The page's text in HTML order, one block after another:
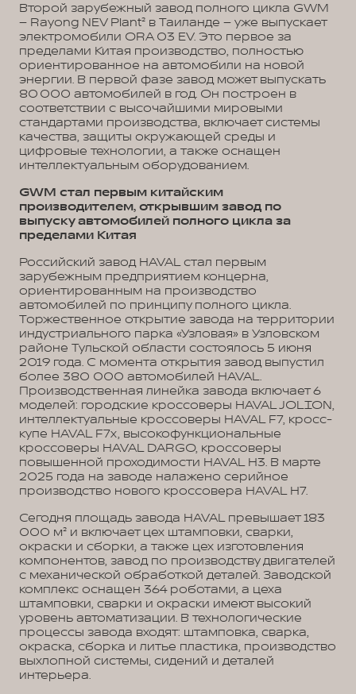
Второй зарубежный завод полного цикла GWM
– Rayong NEV Plant² в Таиланде – уже выпускает
электромобили ORA 03 EV. Это первое за
пределами Китая производство, полностью
ориентированное на автомобили на новой
энергии. В первой фазе завод может выпускать
80 000 автомобилей в год. Он построен в
соответствии с высочайшими мировыми
стандартами производства, включает системы
качества, защиты окружающей среды и
цифровые технологии, а также оснащен
интеллектуальным оборудованием.
GWM стал первым китайским
производителем, открывшим завод по
выпуску автомобилей полного цикла за
пределами Китая
Российский завод HAVAL стал первым
зарубежным предприятием концерна,
ориентированным на производство
автомобилей по принципу полного цикла.
Торжественное открытие завода на территории
индустриального парка «Узловая» в Узловском
районе Тульской области состоялось 5 июня
2019 года. С момента открытия завод выпустил
более 380 000 автомобилей HAVAL.
Производственная линейка завода включает 6
моделей: городские кроссоверы HAVAL JOLION,
интеллектуальные кроссоверы HAVAL F7, кросс-
купе HAVAL F7x, высокофункциональные
кроссоверы HAVAL DARGO, кроссоверы
повышенной проходимости HAVAL H3. В марте
2025 года на заводе налажено серийное
производство нового кроссовера HAVAL H7.
Сегодня площадь завода HAVAL превышает 183
000 м² и включает цех штамповки, сварки,
окраски и сборки, а также цех изготовления
компонентов, завод по производству двигателей
с механической обработкой деталей. Заводской
комплекс оснащен 364 роботами, а цеха
штамповки, сварки и окраски имеют высокий
уровень автоматизации. В технологические
процессы завода входят: штамповка, сварка,
окраска, сборка и литье пластика, производство
выхлопной системы, сидений и деталей
интерьера.